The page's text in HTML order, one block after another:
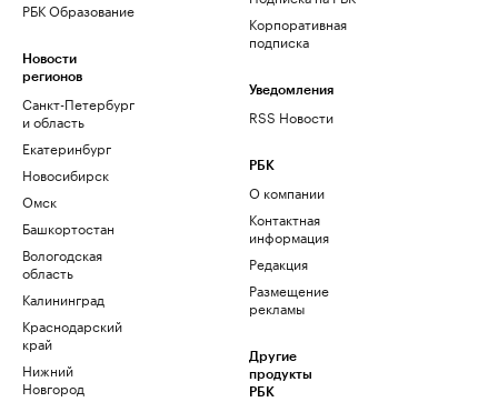
РБК Образование
Новости
регионов
Санкт-Петербург
и область
Екатеринбург
Новосибирск
Омск
Башкортостан
Вологодская
область
Калининград
Краснодарский
край
Нижний
Новгород
Корпоративная
подписка
Уведомления
RSS Новости
РБК
О компании
Контактная
информация
Редакция
Размещение
рекламы
Другие
продукты
РБК